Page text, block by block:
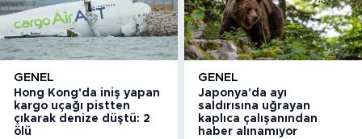
GENEL
Hong Kong'da iniş yapan
kargo uçağı pistten
çıkarak denize düştü: 2
ölü
GENEL
Japonya'da ayı
saldırısına uğrayan
kaplıca çalışanından
haber alınamıyor